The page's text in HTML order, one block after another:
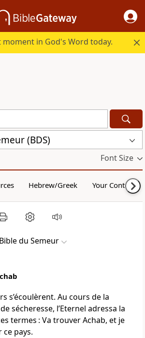
moment in God's Word today.
(BDS)
Font Size
Hebrew/Greek Your Content
du Semeur
s’écoulèrent. Au cours de la
sécheresse, l’Eternel adressa la
termes : Va trouver Achab, et je
pays.